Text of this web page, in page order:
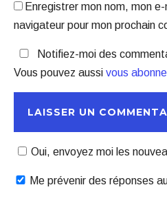
Enregistrer mon nom, mon
navigateur pour mon prochain
Notifiez-moi des
Vous pouvez aussi vous
Oui, envoyez moi les
Me prévenir des réponses